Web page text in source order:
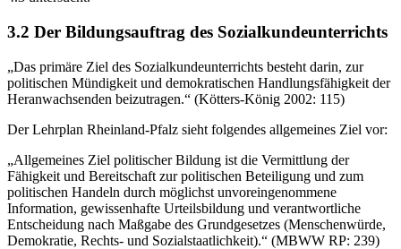
3.2 Der Bildungsauftrag des Sozialkundeunterrichts
„Das primäre Ziel des Sozialkundeunterrichts besteht darin, zur
politischen Mündigkeit und demokratischen Handlungsfähigkeit der
Heranwachsenden beizutragen.“ (Kötters-König 2002: 115)
Der Lehrplan Rheinland-Pfalz sieht folgendes allgemeines Ziel vor:
„Allgemeines Ziel politischer Bildung ist die Vermittlung der
Fähigkeit und Bereitschaft zur politischen Beteiligung und zum
politischen Handeln durch möglichst unvoreingenommene
Information, gewissenhafte Urteilsbildung und verantwortliche
Entscheidung nach Maßgabe des Grundgesetzes (Menschenwürde,
Demokratie, Rechts- und Sozialstaatlichkeit).“ (MBWW RP: 239)